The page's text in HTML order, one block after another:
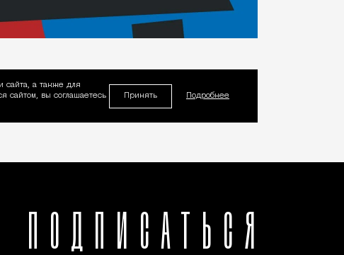
сайта, а также для
сайтом, вы соглашаетесь
Принять Подробнее
ПОДПИСАТЬСЯ